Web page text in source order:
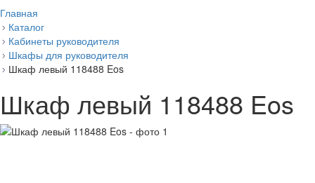
Главная
Каталог
Кабинеты руководителя
Шкафы для руководителя
Шкаф левый 118488 Eos
Шкаф левый 118488 Eos